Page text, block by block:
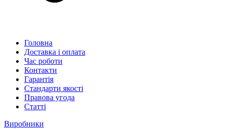
Головна
Доставка і оплата
Час роботи
Контакти
Гарантія
Стандарти якості
Правова угода
Статті
Виробники